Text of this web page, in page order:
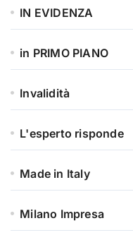
IN EVIDENZA
in PRIMO PIANO
Invalidità
L'esperto risponde
Made in Italy
Milano Impresa